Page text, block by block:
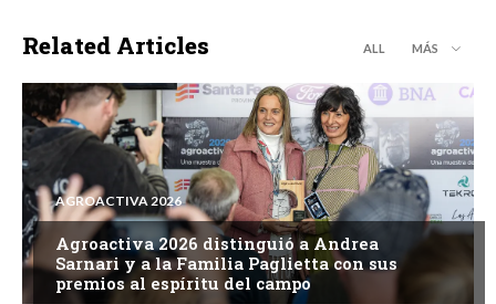
Related Articles ALL MÁS
AGROACTIVA 2026
Agroactiva 2026 distinguió a Andrea
Sarnari y a la Familia Paglietta con sus
premios al espíritu del campo